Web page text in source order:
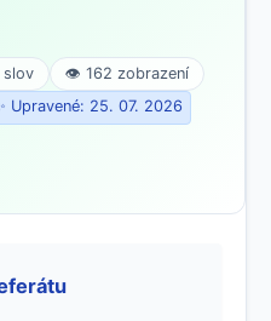
slov
👁 162 zobrazení
Upravené: 25. 07. 2026